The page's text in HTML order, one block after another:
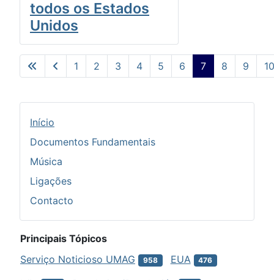
todos os Estados
Unidos
Pág. 7 de 10
1 2 3 4 5 6 7 8 9 10
Início
Documentos Fundamentais
Música
Ligações
Contacto
Principais Tópicos
Serviço Noticioso UMAG
958 EUA 476